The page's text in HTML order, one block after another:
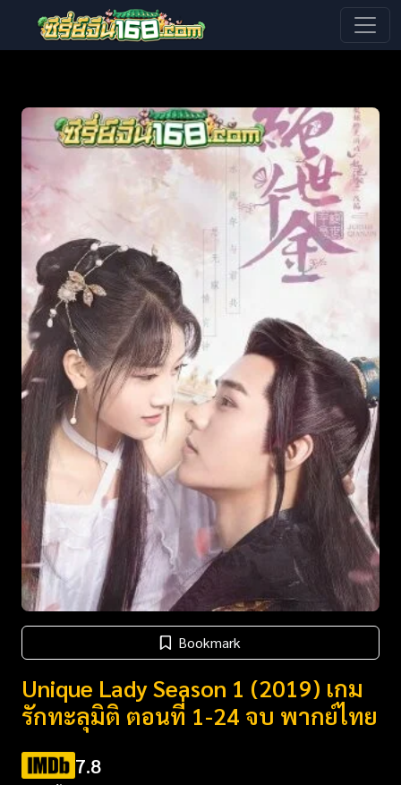
Bookmark
Unique Lady Season 1 (2019) เกม
รักทะลุมิติ ตอนที่ 1-24 จบ พากย์ไทย
7.8